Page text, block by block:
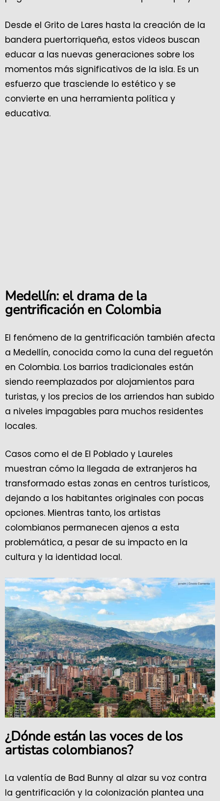
Desde el Grito de Lares hasta la creación de la
bandera puertorriqueña, estos videos buscan
educar a las nuevas generaciones sobre los
momentos más significativos de la isla. Es un
esfuerzo que trasciende lo estético y se
convierte en una herramienta política y
educativa.
Medellín: el drama de la
gentrificación en Colombia
El fenómeno de la gentrificación también afecta
a Medellín, conocida como la cuna del reguetón
en Colombia. Los barrios tradicionales están
siendo reemplazados por alojamientos para
turistas, y los precios de los arriendos han subido
a niveles impagables para muchos residentes
locales.
Casos como el de El Poblado y Laureles
muestran cómo la llegada de extranjeros ha
transformado estas zonas en centros turísticos,
dejando a los habitantes originales con pocas
opciones. Mientras tanto, los artistas
colombianos permanecen ajenos a esta
problemática, a pesar de su impacto en la
cultura y la identidad local.
¿Dónde están las voces de los
artistas colombianos?
La valentía de Bad Bunny al alzar su voz contra
la gentrificación y la colonización plantea una